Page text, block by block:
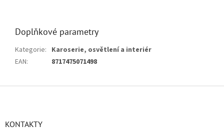
Doplňkové parametry
Kategorie: Karoserie, osvětlení a interiér
EAN: 8717475071498
KONTAKTY